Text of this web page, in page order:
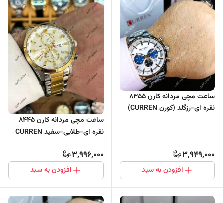
ساعت مچی مردانه کارن 8355
نقره ای-رزگلد (کورن CURREN)
3,949,000
افزودن به سبد
ساعت مچی مردانه کارن 8445
نقره ای-طلایی-سفید CURREN
3,996,000
افزودن به سبد